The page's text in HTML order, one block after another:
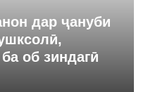
дар ҷануби
об зиндагӣ